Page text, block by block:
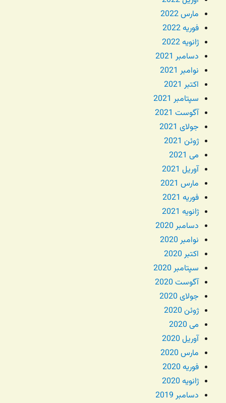
مارس 2022
فوریه 2022
ژانویه 2022
دسامبر 2021
نوامبر 2021
اکتبر 2021
سپتامبر 2021
آگوست 2021
جولای 2021
ژوئن 2021
می 2021
آوریل 2021
مارس 2021
فوریه 2021
ژانویه 2021
دسامبر 2020
نوامبر 2020
اکتبر 2020
سپتامبر 2020
آگوست 2020
جولای 2020
ژوئن 2020
می 2020
آوریل 2020
مارس 2020
فوریه 2020
ژانویه 2020
دسامبر 2019